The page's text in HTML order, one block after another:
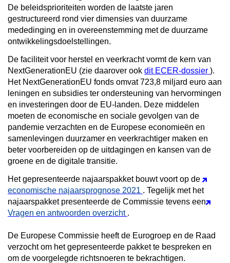
De beleidsprioriteiten worden de laatste jaren
gestructureerd rond vier dimensies van duurzame
mededinging en in overeenstemming met de duurzame
ontwikkelingsdoelstellingen.
De faciliteit voor herstel en veerkracht vormt de kern van
NextGenerationEU (zie daarover ook dit ECER-dossier ).
Het NextGenerationEU fonds omvat 723,8 miljard euro aan
leningen en subsidies ter ondersteuning van hervormingen
en investeringen door de EU-landen. Deze middelen
moeten de economische en sociale gevolgen van de
pandemie verzachten en de Europese economieën en
samenlevingen duurzamer en veerkrachtiger maken en
beter voorbereiden op de uitdagingen en kansen van de
groene en de digitale transitie.
Het gepresenteerde najaarspakket bouwt voort op de
economische najaarsprognose 2021 . Tegelijk met het
najaarspakket presenteerde de Commissie tevens een
Vragen en antwoorden overzicht .
De Europese Commissie heeft de Eurogroep en de Raad
verzocht om het gepresenteerde pakket te bespreken en
om de voorgelegde richtsnoeren te bekrachtigen.